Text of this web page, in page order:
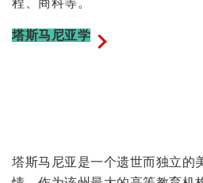
程、商科等。
塔斯马尼亚学
塔斯马尼亚是一个遗世而独立的